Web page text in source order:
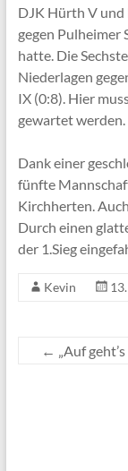
DJK Hürth V und
gegen Pulheimer
hatte. Die
Niederlagen
IX (0:8). Hier
gewartet werden.
Dank einer
fünfte
Kirchherten.
Durch einen
der 1.Sieg
Kevin
← „Auf